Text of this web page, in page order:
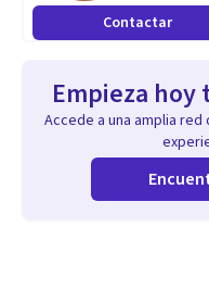
Contactar
Empieza
Accede a una amplia